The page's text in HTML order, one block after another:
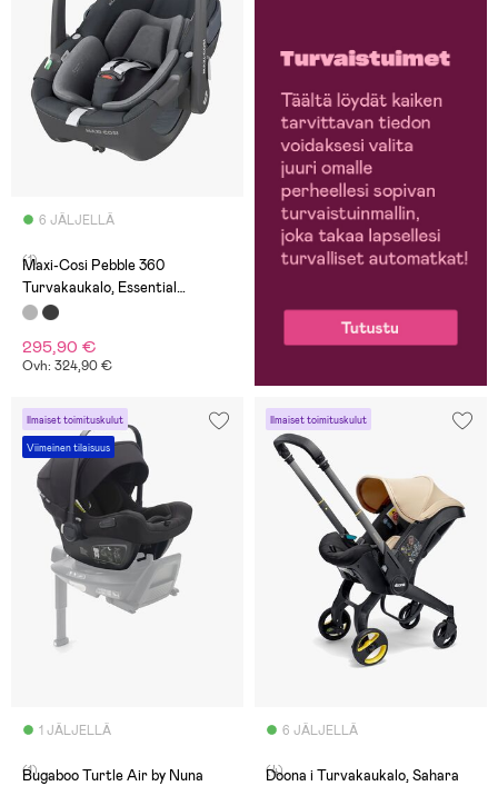
6 JÄLJELLÄ
(1)
Maxi-Cosi Pebble 360
Turvakaukalo, Essential
Graphite
295,90 €
Ovh: 324,90 €
Ilmaiset toimituskulut
Viimeinen tilaisuus
1 JÄLJELLÄ
(1)
Bugaboo Turtle Air by Nuna
Ilmaiset toimituskulut
6 JÄLJELLÄ
(4)
Doona i Turvakaukalo, Sahara